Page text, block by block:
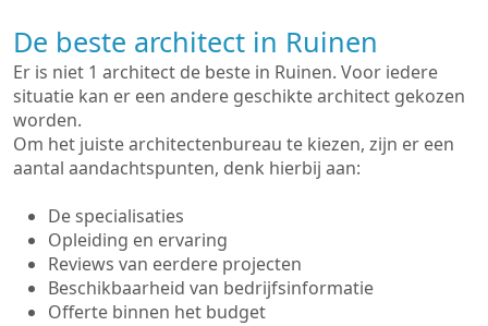
De beste architect in Ruinen
Er is niet 1 architect de beste in Ruinen. Voor iedere
situatie kan er een andere geschikte architect gekozen
worden.
Om het juiste architectenbureau te kiezen, zijn er een
aantal aandachtspunten, denk hierbij aan:
De specialisaties
Opleiding en ervaring
Reviews van eerdere projecten
Beschikbaarheid van bedrijfsinformatie
Offerte binnen het budget